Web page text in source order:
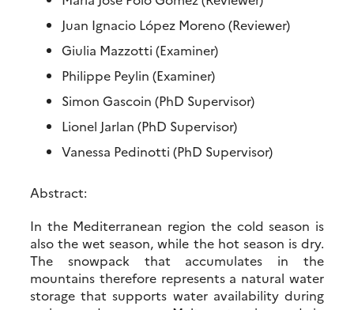
Juan Ignacio López Moreno (Reviewer)
Giulia Mazzotti (Examiner)
Philippe Peylin (Examiner)
Simon Gascoin (PhD Supervisor)
Lionel Jarlan (PhD Supervisor)
Vanessa Pedinotti (PhD Supervisor)
Abstract:
In the Mediterranean region the cold season is
also the wet season, while the hot season is dry.
The snowpack that accumulates in the
mountains therefore represents a natural water
storage that supports water availability during